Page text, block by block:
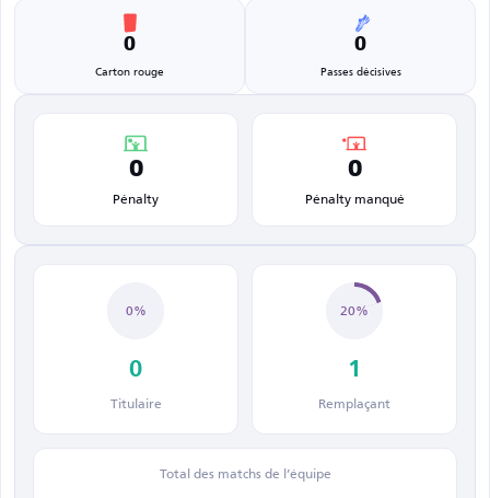
0
Carton rouge
0
Passes décisives
0
Pénalty
0
Pénalty manqué
0%
0
Titulaire
20%
1
Remplaçant
Total des matchs de l’équipe